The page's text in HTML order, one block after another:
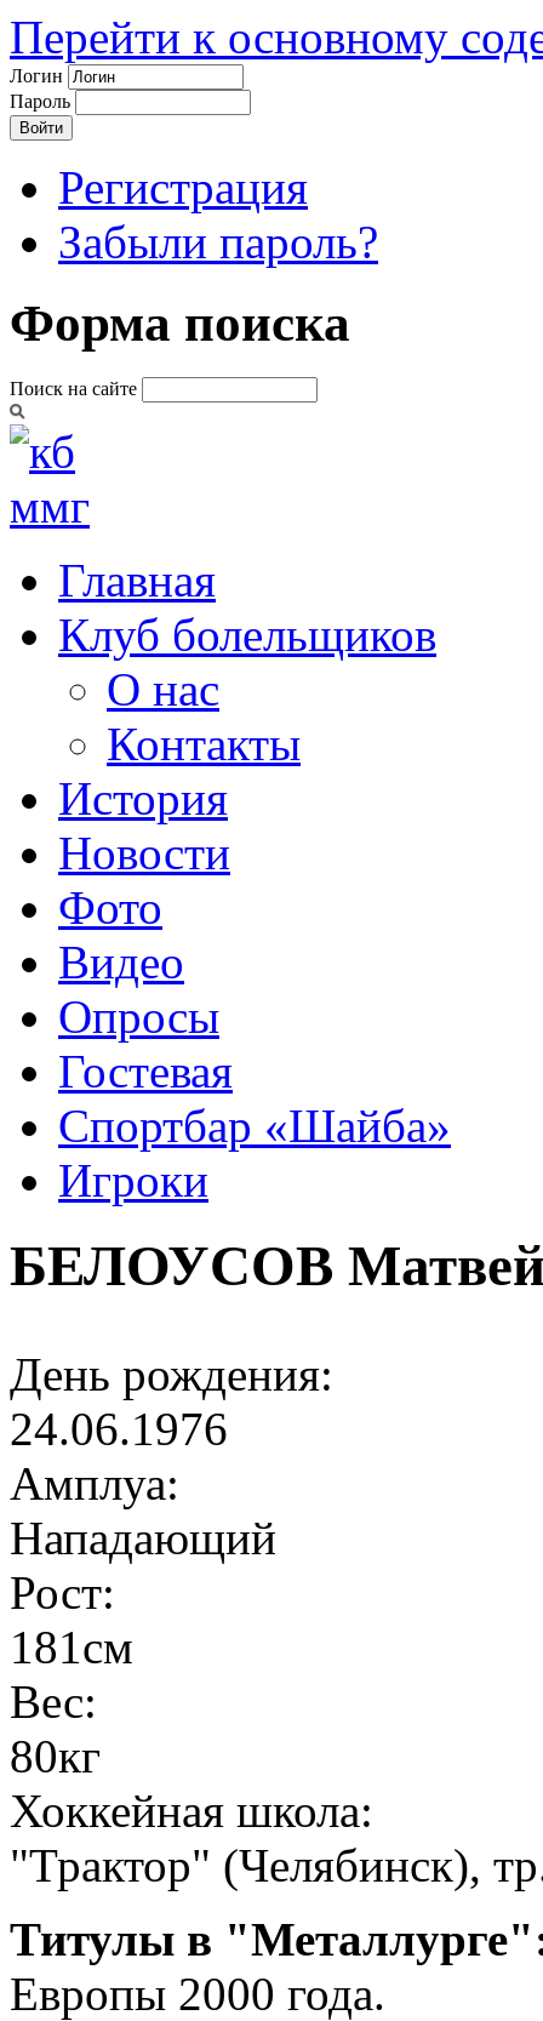
Перейти к основному
Логин
Пароль
Регистрация
Забыли пароль?
Форма поиска
Поиск на сайте
Главная
Клуб болельщиков
О нас
Контакты
История
Новости
Фото
Видео
Опросы
Гостевая
Спортбар «Шайба»
Игроки
БЕЛОУСОВ
День рождения:
24.06.1976
Амплуа:
Нападающий
Рост:
181см
Вес:
80кг
Хоккейная школа:
"Трактор" (Челябинск),
Титулы в
Европы 2000 года.